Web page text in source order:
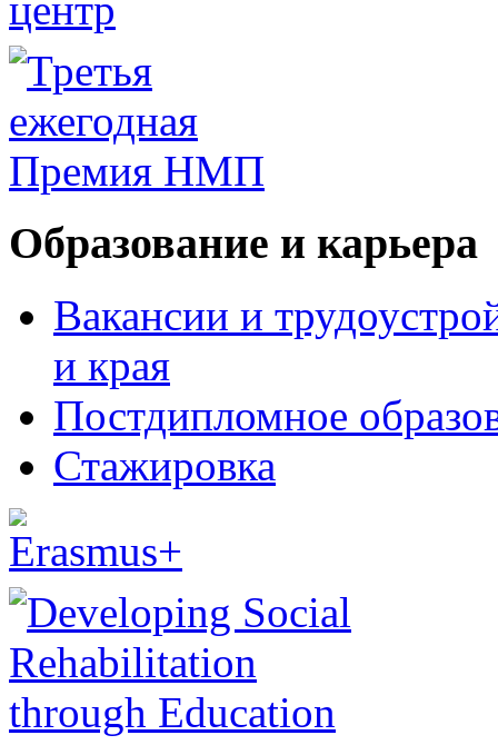
Образование и карьера
Вакансии и
и края
Постдипломное
Стажировка